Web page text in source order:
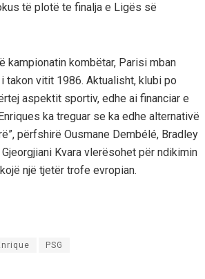
të plotë te finalja e Ligës së
kampionatin kombëtar, Parisi mban
takon vitit 1986. Aktualisht, klubi po
aspektit sportiv, edhe ai financiar e
ka treguar se ka edhe alternativë
përfshirë Ousmane Dembélé, Bradley
Kvara vlerësohet për ndikimin
një tjetër trofe evropian.
PSG